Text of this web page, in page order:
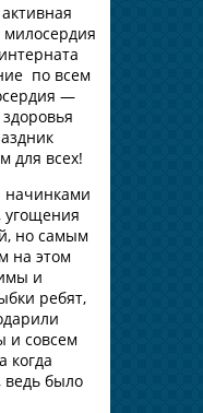
милосердия
по всем
—
для всех!
угощения
но самым
на этом
и
ребят,
и совсем
когда
ведь было